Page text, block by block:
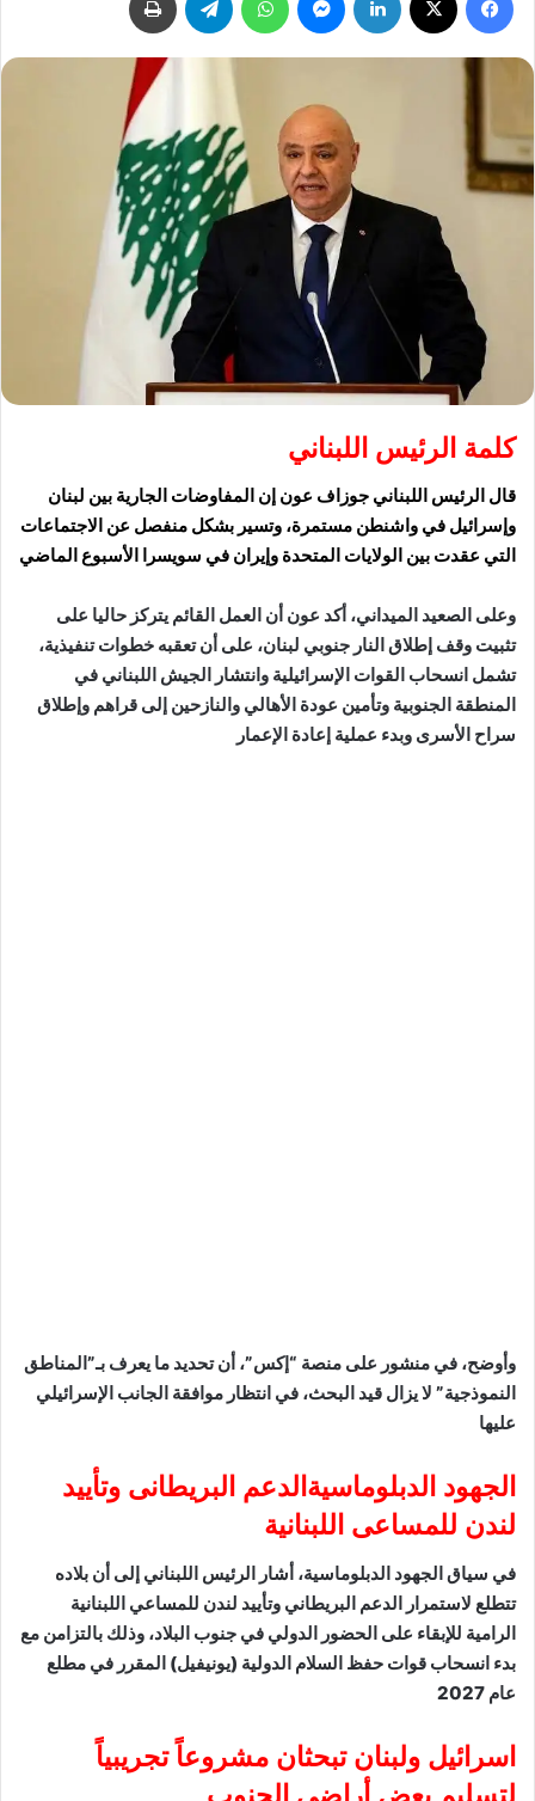
كلمة الرئيس اللبناني
قال الرئيس اللبناني جوزاف عون إن المفاوضات الجارية بين لبنان
وإسرائيل في واشنطن مستمرة، وتسير بشكل منفصل عن الاجتماعات
التي عقدت بين الولايات المتحدة وإيران في سويسرا الأسبوع الماضي
وعلى الصعيد الميداني، أكد عون أن العمل القائم يتركز حاليا على
تثبيت وقف إطلاق النار جنوبي لبنان، على أن تعقبه خطوات تنفيذية،
تشمل انسحاب القوات الإسرائيلية وانتشار الجيش اللبناني في
المنطقة الجنوبية وتأمين عودة الأهالي والنازحين إلى قراهم وإطلاق
سراح الأسرى وبدء عملية إعادة الإعمار
وأوضح، في منشور على منصة “إكس”، أن تحديد ما يعرف بـ”المناطق
النموذجية” لا يزال قيد البحث، في انتظار موافقة الجانب الإسرائيلي
عليها
الجهود الدبلوماسيةالدعم البريطانى وتأييد
لندن للمساعى اللبنانية
في سياق الجهود الدبلوماسية، أشار الرئيس اللبناني إلى أن بلاده
تتطلع لاستمرار الدعم البريطاني وتأييد لندن للمساعي اللبنانية
الرامية للإبقاء على الحضور الدولي في جنوب البلاد، وذلك بالتزامن مع
بدء انسحاب قوات حفظ السلام الدولية (يونيفيل) المقرر في مطلع
عام 2027
اسرائيل ولبنان تبحثان مشروعاً تجريبياً